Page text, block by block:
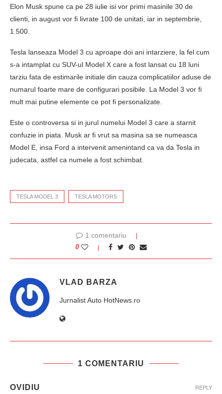
Elon Musk spune ca pe 28 iulie isi vor primi masinile 30 de
clienti, in august vor fi livrate 100 de unitati, iar in septembrie,
1.500.
Tesla lanseaza Model 3 cu aproape doi ani intarziere, la fel cum
s-a intamplat cu SUV-ul Model X care a fost lansat cu 18 luni
tarziu fata de estimarile initiale din cauza complicatiilor aduse de
numarul foarte mare de configurari posibile. La Model 3 vor fi
mult mai putine elemente ce pot fi personalizate.
Este o controversa si in jurul numelui Model 3 care a starnit
confuzie in piata. Musk ar fi vrut sa masina sa se numeasca
Model E, insa Ford a intervenit amenintand ca va da Tesla in
judecata, astfel ca numele a fost schimbat.
TESLA MODEL 3 TESLA MOTORS
1 comentariu
0
VLAD BARZA
Jurnalist Auto HotNews.ro
1 COMENTARIU
OVIDIU REPLY